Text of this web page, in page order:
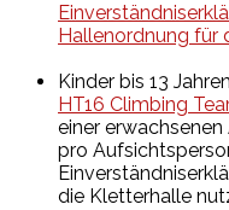
Hallenordnung für
Kinder bis 13
HT16 Climbing
einer
pro
die Kletterhalle